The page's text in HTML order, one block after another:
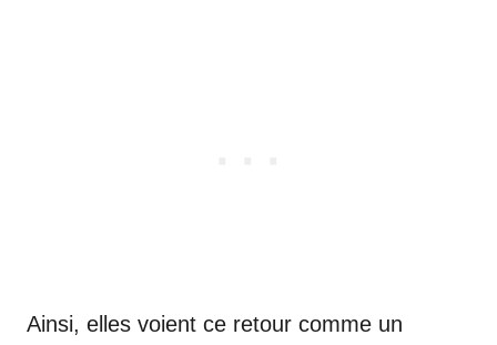
Ainsi, elles voient ce retour comme un